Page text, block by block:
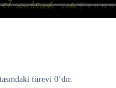
türevi 0’dır.